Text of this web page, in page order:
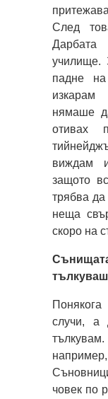
След
училище.
падне
нямаше
отивах
виждам
защото
трябва
неща
скоро на
случи, а
човек по